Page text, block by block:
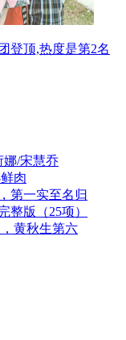
登顶,热度是第2名
娜/宋慧乔
肉
第一实至名归
整版（25项）
黄秋生第六